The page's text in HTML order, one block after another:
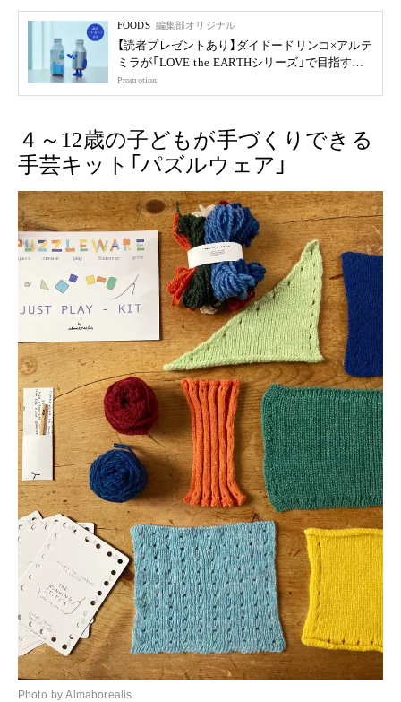
FOODS 編集部オリジナル
【読者プレゼントあり】ダイドードリンコ×アルテ
ミラが「LOVE the EARTHシリーズ」で目指す未
来
Promotion
４～12歳の子どもが手づくりできる
手芸キット「パズルウェア」
Photo by Almaborealis